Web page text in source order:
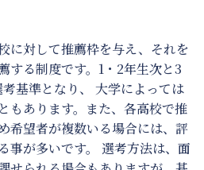
に対して推薦枠を与え、それを
する制度です。1・2年生次と3
基準となり、 大学によっては
もあります。また、各高校で推
希望者が複数いる場合には、評
事が多いです。 選考方法は、面